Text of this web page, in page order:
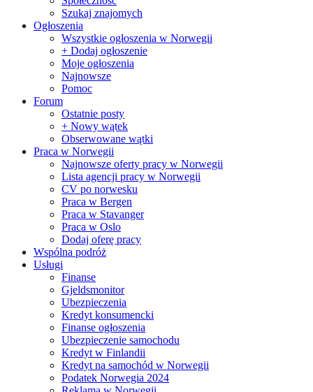
Szukaj znajomych
Ogłoszenia
Wszystkie ogłoszenia w Norwegii
+ Dodaj ogłoszenie
Moje ogłoszenia
Najnowsze
Pomoc
Forum
Ostatnie posty
+ Nowy wątek
Obserwowane wątki
Praca w Norwegii
Najnowsze oferty pracy w Norwegii
Lista agencji pracy w Norwegii
CV po norwesku
Praca w Bergen
Praca w Stavanger
Praca w Oslo
Dodaj oferę pracy
Wspólna podróż
Usługi
Finanse
Gjeldsmonitor
Ubezpieczenia
Kredyt konsumencki
Finanse ogłoszenia
Ubezpieczenie samochodu
Kredyt w Finlandii
Kredyt na samochód w Norwegii
Podatek Norwegia 2024